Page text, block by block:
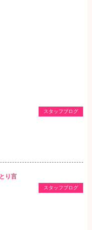
スタッフブログ
り言
スタッフブログ